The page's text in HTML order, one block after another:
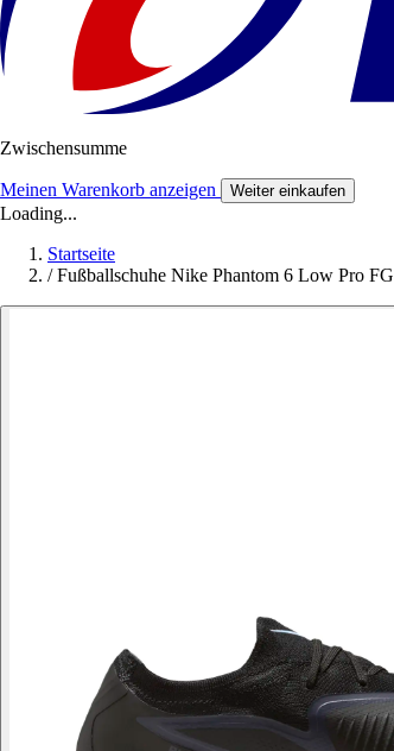
Zwischensumme
Meinen Warenkorb anzeigen Weiter einkaufen
Loading...
Startseite
/ Fußballschuhe Nike Phantom 6 Low Pro FG